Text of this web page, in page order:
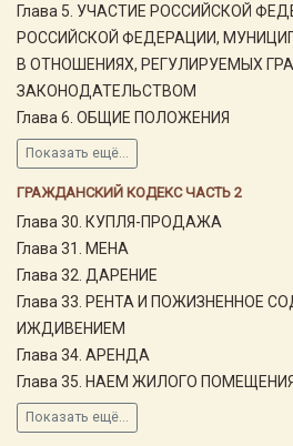
Глава 5. УЧАСТИЕ РОССИЙСКОЙ
РОССИЙСКОЙ ФЕДЕРАЦИИ,
В ОТНОШЕНИЯХ, РЕГУЛИРУЕМЫХ
ЗАКОНОДАТЕЛЬСТВОМ
Глава 6. ОБЩИЕ ПОЛОЖЕНИЯ
Показать ещё...
ГРАЖДАНСКИЙ КОДЕКС ЧАСТЬ 2
Глава 30. КУПЛЯ-ПРОДАЖА
Глава 31. МЕНА
Глава 32. ДАРЕНИЕ
Глава 33. РЕНТА И ПОЖИЗНЕННОЕ
ИЖДИВЕНИЕМ
Глава 34. АРЕНДА
Глава 35. НАЕМ ЖИЛОГО ПОМЕЩЕНИЯ
Показать ещё...